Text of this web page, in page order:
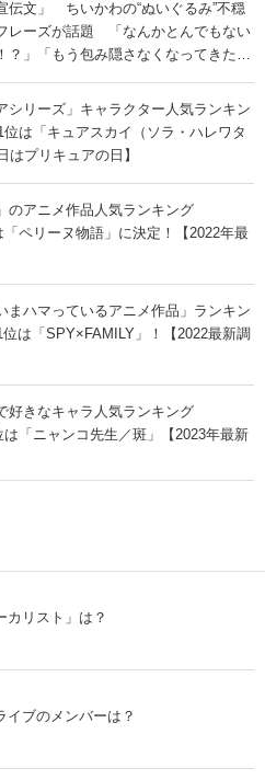
伝文」 ちいかわの“ぬいぐるみ”不穏
レーズが話題 「なんかとんでもない
？」「もう包み隠さなくなってきた
シリーズ」キャラクター人気ランキン
は「キュアスカイ（ソラ・ハレワタ
はプリキュアの日】
のアニメ作品人気ランキング
ペリーヌ物語」に決定！【2022年最
まハマっているアニメ作品」ランキン
は「SPY×FAMILY」！【2022最新調
好きなキャラ人気ランキング
「ニャンコ先生／斑」【2023年最新
カリスト」は？
イブのメンバーは？